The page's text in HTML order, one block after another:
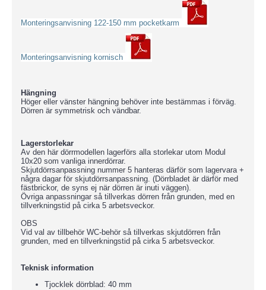
Monteringsanvisning 122-150 mm pocketkarm
Monteringsanvisning kornisch
Hängning
Höger eller vänster hängning behöver inte bestämmas i förväg.
Dörren är symmetrisk och vändbar.
Lagerstorlekar
Av den här dörrmodellen lagerförs alla storlekar utom Modul
10x20 som vanliga innerdörrar.
Skjutdörrsanpassning nummer 5 hanteras därför som lagervara +
några dagar för skjutdörrsanpassning. (Dörrbladet är därför med
fästbrickor, de syns ej när dörren är inuti väggen).
Övriga anpassningar så tillverkas dörren från grunden, med en
tillverkningstid på cirka 5 arbetsveckor.
OBS
Vid val av tillbehör WC-behör så tillverkas skjutdörren från
grunden, med en tillverkningstid på cirka 5 arbetsveckor.
Teknisk information
Tjocklek dörrblad: 40 mm